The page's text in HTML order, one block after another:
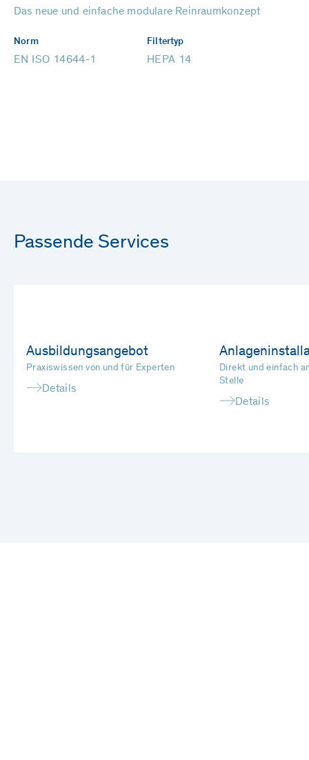
Das neue und einfache modulare Reinraumkonzept
Norm
EN ISO 14644-1
Filtertyp
HEPA 14
Passende Services
Ausbildungsangebot
Praxiswissen von und für Experten
Details
Direkt und einfach
Stelle
Details